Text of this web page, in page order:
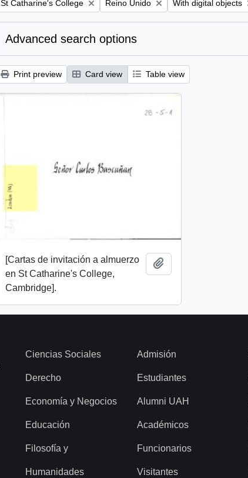
Remove filter:
St Catharine's College Remove filter:
Reino Unido Remove filter:
With digital objects
Advanced search options
Print preview Card view Table view
[Cartas de invitación a almuerzo
en St Catharine's College,
Cambridge].
Ciencias Sociales
Derecho
Economía y Negocios
Educación
Filosofía y
Humanidades
Admisión
Estudiantes
Alumni UAH
Académicos
Funcionarios
Visitantes